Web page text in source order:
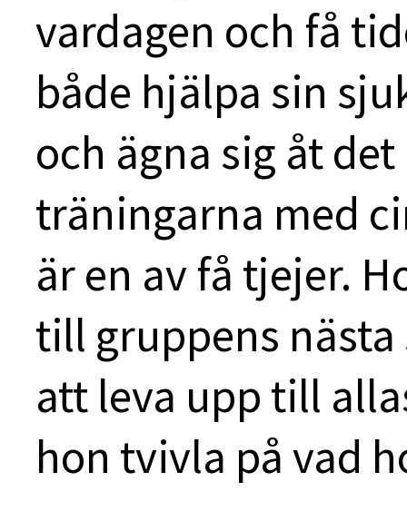
vardagen och få
både hjälpa sin
och ägna sig åt
träningarna med
är en av få tjejer.
till gruppens
att leva upp till
hon tvivla på vad